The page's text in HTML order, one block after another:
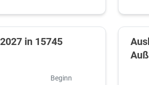
in 15745
Beginn